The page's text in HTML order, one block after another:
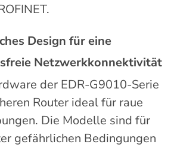
Design für eine
Netzwerkkonnektivität
der EDR-G9010-Serie
Router ideal für raue
Die Modelle sind für
gefährlichen Bedingungen